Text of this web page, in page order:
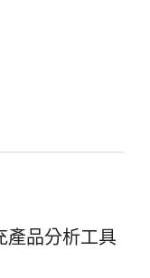
產品分析工具